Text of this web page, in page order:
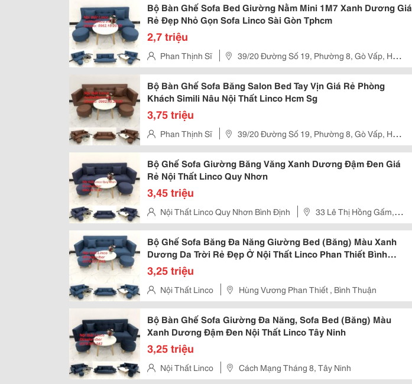
Bộ Bàn Ghế Sofa Bed Giường Nằm Mini 1M7 Xanh Dương Giá
Rẻ Đẹp Nhỏ Gọn Sofa Linco Sài Gòn Tphcm
2,7 triệu
Phan Thịnh Sĩ
39/20 Đường Số 19, Phường 8, Gò Vấp, Hcm
(Đối Diện Cổng Chính Mercedes Quang Trung)
Bộ Bàn Ghế Sofa Băng Salon Bed Tay Vịn Giá Rẻ Phòng
Khách Simili Nâu Nội Thất Linco Hcm Sg
3,75 triệu
Phan Thịnh Sĩ
39/20 Đường Số 19, Phường 8, Gò Vấp, Hcm
(Đối Diện Cổng Chính Mercedes Quang Trung)
Bộ Ghế Sofa Giường Băng Văng Xanh Dương Đậm Đen Giá
Rẻ Nội Thất Linco Quy Nhơn
3,45 triệu
Nội Thất Linco Quy Nhơn Bình Định
33 Lê Thị Hồng Gấm,
Trần Phú, Quy Nhơn - Bình Định
Bộ Ghế Sofa Băng Đa Năng Giường Bed (Băng) Màu Xanh
Dương Da Trời Rẻ Đẹp Ở Nội Thất Linco Phan Thiết Bình
Thuận
3,25 triệu
Nội Thất Linco Hùng Vương Phan Thiết , Bình Thuận
Bộ Bàn Ghế Sofa Giường Đa Năng, Sofa Bed (Băng) Màu
Xanh Dương Đậm Đen Nội Thất Linco Tây Ninh
3,25 triệu
Nội Thất Linco Cách Mạng Tháng 8, Tây Ninh